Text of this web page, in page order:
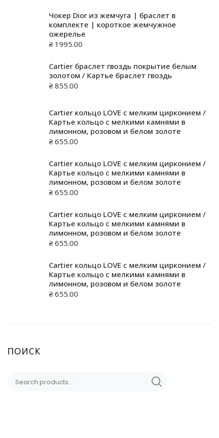
Чокер Dior из жемчуга | браслет в
комплекте | короткое жемчужное
ожерелье
₴ 1995.00
Cartier браслет гвоздь покрытие белым
золотом / Картье браслет гвоздь
₴ 855.00
Cartier кольцо LOVE с мелким цирконием /
Картье кольцо с мелкими камнями в
лимонном, розовом и белом золоте
₴ 655.00
Cartier кольцо LOVE с мелким цирконием /
Картье кольцо с мелкими камнями в
лимонном, розовом и белом золоте
₴ 655.00
Cartier кольцо LOVE с мелким цирконием /
Картье кольцо с мелкими камнями в
лимонном, розовом и белом золоте
₴ 655.00
Cartier кольцо LOVE с мелким цирконием /
Картье кольцо с мелкими камнями в
лимонном, розовом и белом золоте
₴ 655.00
ПОИСК